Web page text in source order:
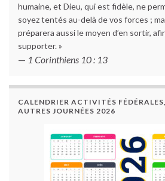
humaine, et Dieu, qui est fidèle, ne
soyez tentés au-delà de vos forces ;
préparera aussi le moyen d’en sortir,
supporter. »
— 1 Corinthiens 10 : 13
CALENDRIER ACTIVITÉS
AUTRES JOURNÉES 2026